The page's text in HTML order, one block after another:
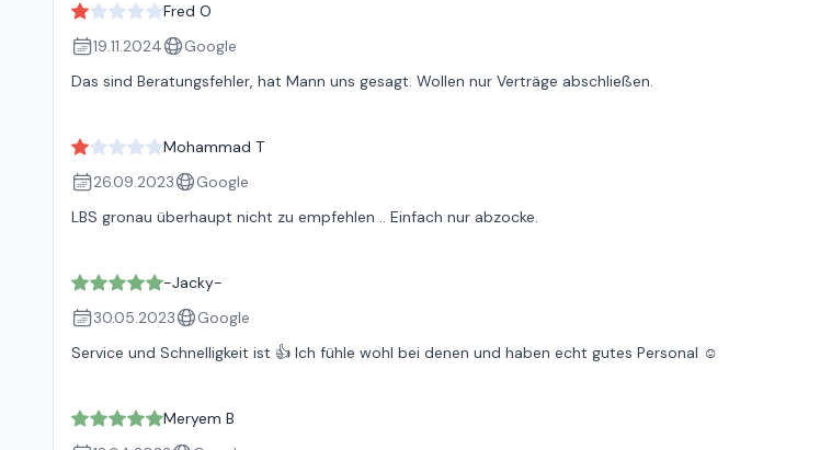
Fred O
19.11.2024
Google
Das sind Beratungsfehler, hat Mann uns gesagt. Wollen nur Verträge abschließen.
Mohammad T
26.09.2023
Google
LBS gronau überhaupt nicht zu empfehlen .. Einfach nur abzocke.
-Jacky-
30.05.2023
Google
Service und Schnelligkeit ist 👍 Ich fühle wohl bei denen und haben echt gutes Personal ☺️
Meryem B